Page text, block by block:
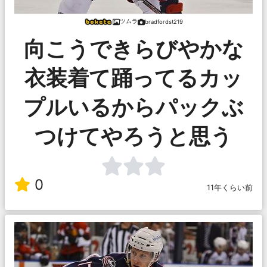
ツムラ bradfordst219
向こうできらびやかな
衣装着て踊ってるカッ
プルいるからパックぶ
つけてやろうと思う
0 11年くらい前